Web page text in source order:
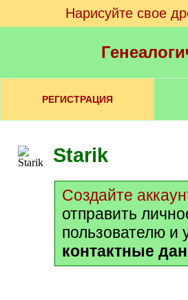
Нарисуйте свое
РЕГИСТРАЦИЯ
Starik
Создайте
отправить
пользователю и
контактные